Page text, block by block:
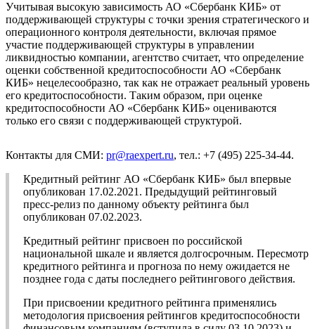
Учитывая высокую зависимость АО «Сбербанк КИБ» от
поддерживающей структуры с точки зрения стратегического и
операционного контроля деятельности, включая прямое
участие поддерживающей структуры в управлении
ликвидностью компании, агентство считает, что определение
оценки собственной кредитоспособности АО «Сбербанк
КИБ» нецелесообразно, так как не отражает реальный уровень
его кредитоспособности. Таким образом, при оценке
кредитоспособности АО «Сбербанк КИБ» оцениваются
только его связи с поддерживающей структурой.
Контакты для СМИ: pr@raexpert.ru, тел.: +7 (495) 225-34-44.
Кредитный рейтинг АО «Сбербанк КИБ» был впервые
опубликован 17.02.2021. Предыдущий рейтинговый
пресс-релиз по данному объекту рейтинга был
опубликован 07.02.2023.
Кредитный рейтинг присвоен по российской
национальной шкале и является долгосрочным. Пересмотр
кредитного рейтинга и прогноза по нему ожидается не
позднее года с даты последнего рейтингового действия.
При присвоении кредитного рейтинга применялись
методология присвоения рейтингов кредитоспособности